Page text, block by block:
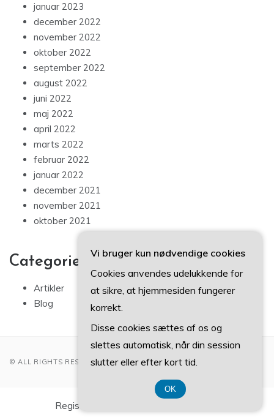
januar 2023
december 2022
november 2022
oktober 2022
september 2022
august 2022
juni 2022
maj 2022
april 2022
marts 2022
februar 2022
januar 2022
december 2021
november 2021
oktober 2021
Categories
Artikler
Blog
© ALL RIGHTS RESERVED 2022
Registreringsnummer DK 374 077 39
Vi bruger kun nødvendige cookies
Cookies anvendes udelukkende for
at sikre, at hjemmesiden fungerer
korrekt.
Disse cookies sættes af os og
slettes automatisk, når din session
slutter eller efter kort tid.
OK